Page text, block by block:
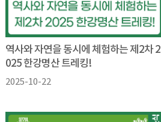
역사와 자연을 동시에 체험하는 제2차 2
025 한강명산 트레킹!
2025-10-22